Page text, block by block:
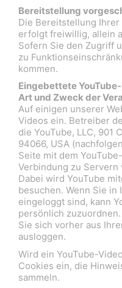
Bereitstellung
Die Bereitstellung
erfolgt freiwillig, allein
Sofern Sie den Zugriff
zu
kommen.
Eingebettete
Art und Zweck der
Auf einigen unserer
Videos ein. Betreiber
die YouTube, LLC, 901
94066, USA
Seite mit dem
Verbindung zu Servern
Dabei wird YouTube
besuchen. Wenn Sie in
eingeloggt sind, kann
persönlich
Sie sich vorher aus
ausloggen.
Wird ein YouTube-
Cookies ein, die
sammeln.